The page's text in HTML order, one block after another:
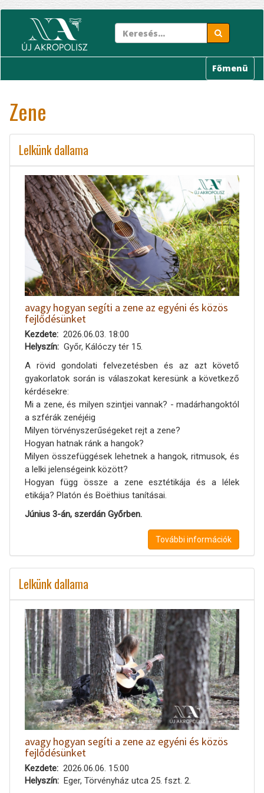
tartalomra
Főmenü
Zene
Lelkünk dallama
avagy hogyan segíti a zene az egyéni és közös
fejlődésünket
Kezdete
2026.06.03. 18:00
Helyszín
Győr, Kálóczy tér 15.
A rövid gondolati felvezetésben és az azt követő
gyakorlatok során is válaszokat keresünk a következő
kérdésekre:
Mi a zene, és milyen szintjei vannak? - madárhangoktól
a szférák zenéjéig
Milyen törvényszerűségeket rejt a zene?
Hogyan hatnak ránk a hangok?
Milyen összefüggések lehetnek a hangok, ritmusok, és
a lelki jelenségeink között?
Hogyan függ össze a zene esztétikája és a lélek
etikája? Platón és Boëthius tanításai.
Június 3-án, szerdán Győrben.
További információk
Lelkünk dallama
avagy hogyan segíti a zene az egyéni és közös
fejlődésünket
Kezdete
2026.06.06. 15:00
Helyszín
Eger, Törvényház utca 25. fszt. 2.